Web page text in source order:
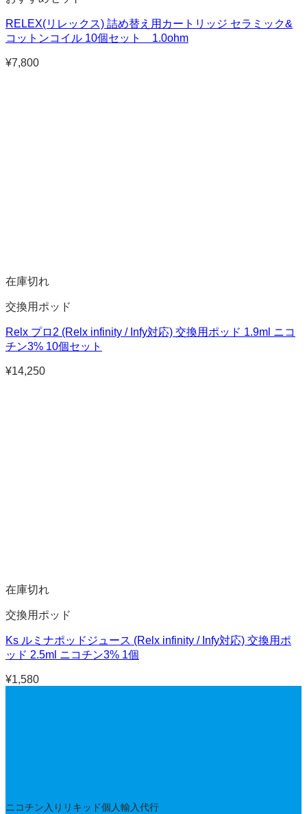
RELEX(リレックス) 詰め替え用カートリッジ セラミック&
コットンコイル 10個セット 1.0ohm
¥7,800
在庫切れ
交換用ポッド
Relx プロ2 (Relx infinity / Infy対応) 交換用ポッド 1.9ml ニコ
チン3% 10個セット
¥14,250
在庫切れ
交換用ポッド
Ks ルミナポッドジュース (Relx infinity / Infy対応) 交換用ポ
ッド 2.5ml ニコチン3% 1個
¥1,580
ニコチン入りリキッド個人輸入代行